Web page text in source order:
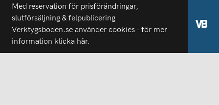
Med reservation för prisförändringar,
slutförsäljning & felpublicering
Verktygsboden.se använder cookies - för mer
information klicka här.